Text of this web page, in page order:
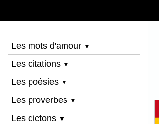
Les mots d'amour ▼
Les citations ▼
Les poésies ▼
Les proverbes ▼
Les dictons ▼